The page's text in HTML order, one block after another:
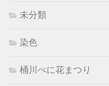
未分類
染色
桶川べに花まつり